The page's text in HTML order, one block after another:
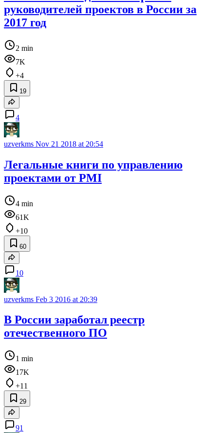
руководителей проектов в России за
2017 год
2 min
7K
+4
19
4
uzverkms Nov 21 2018 at 20:54
Легальные книги по управлению
проектами от PMI
4 min
61K
+10
60
10
uzverkms Feb 3 2016 at 20:39
В России заработал реестр
отечественного ПО
1 min
17K
+11
29
91